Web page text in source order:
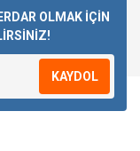
OLMAK İÇİN
KAYDOL